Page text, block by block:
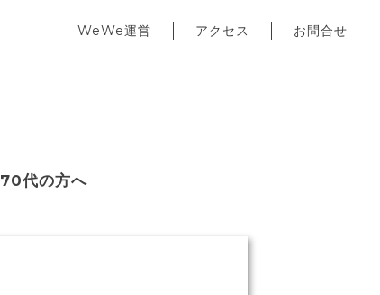
70代の方へ
WeWe運営 アクセス お問合せ